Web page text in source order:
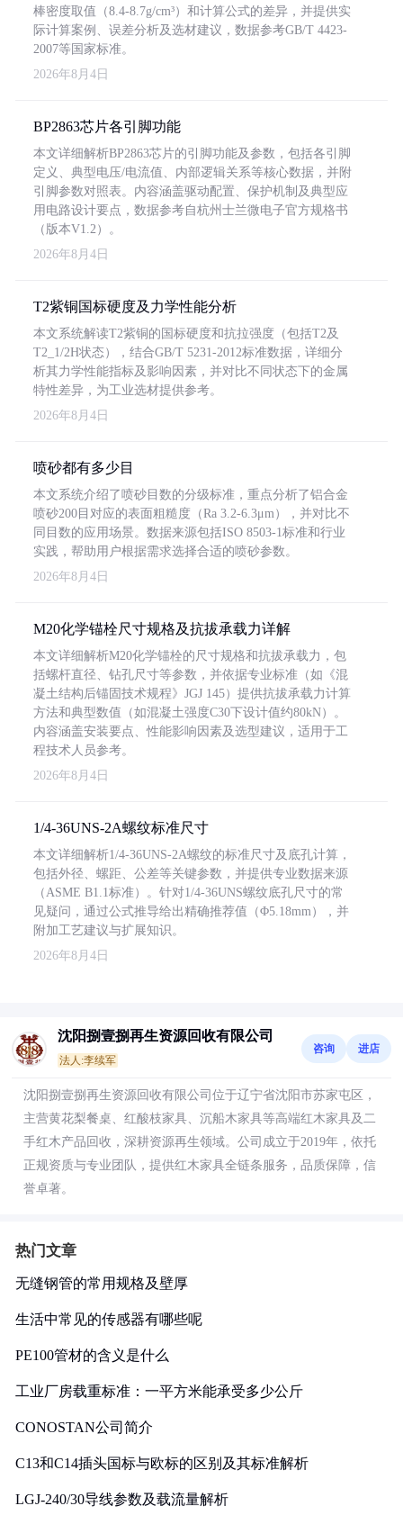
棒密度取值（8.4-8.7g/cm³）和计算公式的差异，并提供实
际计算案例、误差分析及选材建议，数据参考GB/T 4423-
2007等国家标准。
2026年8月4日
BP2863芯片各引脚功能
本文详细解析BP2863芯片的引脚功能及参数，包括各引脚
定义、典型电压/电流值、内部逻辑关系等核心数据，并附
引脚参数对照表。内容涵盖驱动配置、保护机制及典型应
用电路设计要点，数据参考自杭州士兰微电子官方规格书
（版本V1.2）。
2026年8月4日
T2紫铜国标硬度及力学性能分析
本文系统解读T2紫铜的国标硬度和抗拉强度（包括T2及
T2_1/2H状态），结合GB/T 5231-2012标准数据，详细分
析其力学性能指标及影响因素，并对比不同状态下的金属
特性差异，为工业选材提供参考。
2026年8月4日
喷砂都有多少目
本文系统介绍了喷砂目数的分级标准，重点分析了铝合金
喷砂200目对应的表面粗糙度（Ra 3.2-6.3μm），并对比不
同目数的应用场景。数据来源包括ISO 8503-1标准和行业
实践，帮助用户根据需求选择合适的喷砂参数。
2026年8月4日
M20化学锚栓尺寸规格及抗拔承载力详解
本文详细解析M20化学锚栓的尺寸规格和抗拔承载力，包
括螺杆直径、钻孔尺寸等参数，并依据专业标准（如《混
凝土结构后锚固技术规程》JGJ 145）提供抗拔承载力计算
方法和典型数值（如混凝土强度C30下设计值约80kN）。
内容涵盖安装要点、性能影响因素及选型建议，适用于工
程技术人员参考。
2026年8月4日
1/4-36UNS-2A螺纹标准尺寸
本文详细解析1/4-36UNS-2A螺纹的标准尺寸及底孔计算，
包括外径、螺距、公差等关键参数，并提供专业数据来源
（ASME B1.1标准）。针对1/4-36UNS螺纹底孔尺寸的常
见疑问，通过公式推导给出精确推荐值（Φ5.18mm），并
附加工艺建议与扩展知识。
2026年8月4日
沈阳捌壹捌再生资源回收有限公司
法人:李续军
咨询 进店
沈阳捌壹捌再生资源回收有限公司位于辽宁省沈阳市苏家屯区，
主营黄花梨餐桌、红酸枝家具、沉船木家具等高端红木家具及二
手红木产品回收，深耕资源再生领域。公司成立于2019年，依托
正规资质与专业团队，提供红木家具全链条服务，品质保障，信
誉卓著。
热门文章
无缝钢管的常用规格及壁厚
生活中常见的传感器有哪些呢
PE100管材的含义是什么
工业厂房载重标准：一平方米能承受多少公斤
CONOSTAN公司简介
C13和C14插头国标与欧标的区别及其标准解析
LGJ-240/30导线参数及载流量解析